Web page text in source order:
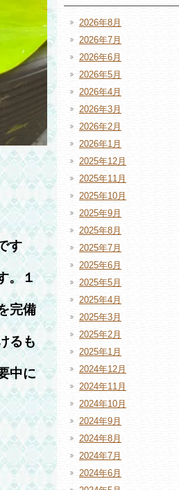
す
。１
完備
るも
中に
2026年8月
2026年7月
2026年6月
2026年5月
2026年4月
2026年3月
2026年2月
2026年1月
2025年12月
2025年11月
2025年10月
2025年9月
2025年8月
2025年7月
2025年6月
2025年5月
2025年4月
2025年3月
2025年2月
2025年1月
2024年12月
2024年11月
2024年10月
2024年9月
2024年8月
2024年7月
2024年6月